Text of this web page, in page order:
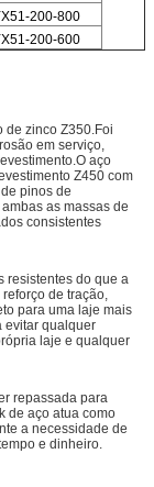
200-800
200-600
de zinco Z350.Foi
em serviço,
aço
Z450 com
pinos de
as massas de
consistentes
resistentes do que a
de tração,
para uma laje mais
evitar qualquer
laje e qualquer
repassada para
de aço atua como
a necessidade de
e dinheiro.